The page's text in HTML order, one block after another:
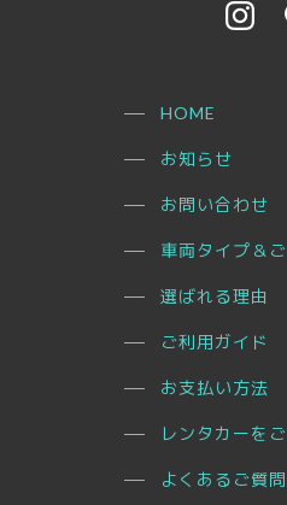
HOME
お知らせ
お問い合わせ
車両タイプ＆
選ばれる理由
ご利用ガイド
お支払い方法
レンタカーを
よくあるご質問